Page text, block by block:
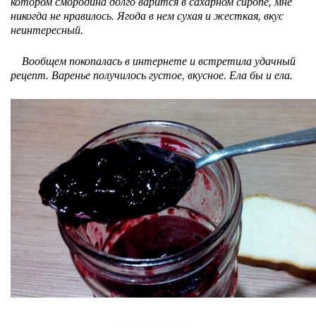
никогда не нравилось. Ягода в нем сухая и жесткая, вкус
неинтересный.
Вообщем покопалась в интернете и встретила удачный
рецепт. Варенье получилось густое, вкусное. Ела бы и ела.